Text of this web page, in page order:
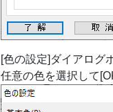
[色の設定]ダイアログ
任意の色を選択して